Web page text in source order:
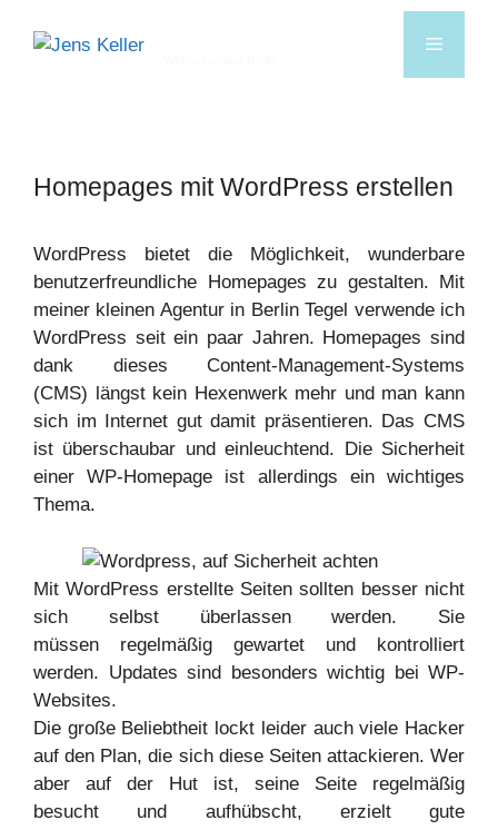
Homepages mit WordPress erstellen
WordPress bietet die Möglichkeit, wunderbare
benutzerfreundliche Homepages zu gestalten. Mit
meiner kleinen Agentur in Berlin Tegel verwende ich
WordPress seit ein paar Jahren. Homepages sind
dank dieses Content-Management-Systems
(CMS) längst kein Hexenwerk mehr und man kann
sich im Internet gut damit präsentieren. Das CMS
ist überschaubar und einleuchtend. Die Sicherheit
einer WP-Homepage ist allerdings ein wichtiges
Thema.
Mit WordPress erstellte Seiten sollten besser nicht
sich selbst überlassen werden. Sie
müssen regelmäßig gewartet und kontrolliert
werden. Updates sind besonders wichtig bei WP-
Websites.
Die große Beliebtheit lockt leider auch viele Hacker
auf den Plan, die sich diese Seiten attackieren. Wer
aber auf der Hut ist, seine Seite regelmäßig
besucht und aufhübscht, erzielt gute